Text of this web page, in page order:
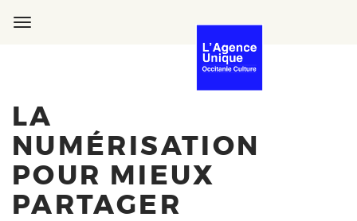
LA
NUMÉRISATION
POUR MIEUX
PARTAGER